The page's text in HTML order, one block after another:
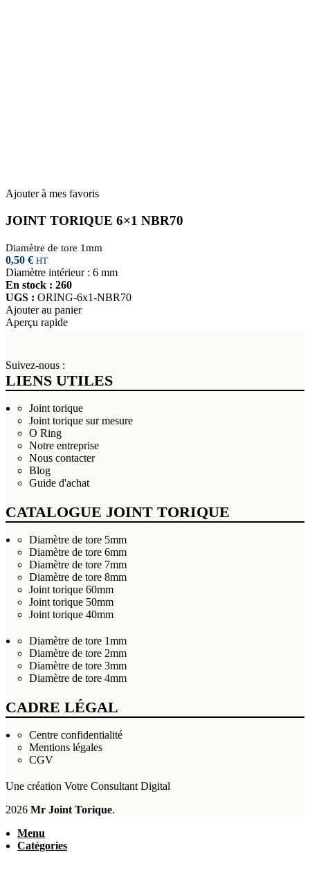
Ajouter à mes favoris
JOINT TORIQUE 6×1 NBR70
Diamètre de tore 1mm
0,50 € HT
Diamètre intérieur : 6 mm
En stock : 260
UGS : ORING-6x1-NBR70
Ajouter au panier
Aperçu rapide
Suivez-nous :
LIENS UTILES
Joint torique
Joint torique sur mesure
O Ring
Notre entreprise
Nous contacter
Blog
Guide d'achat
CATALOGUE JOINT TORIQUE
Diamètre de tore 5mm
Diamètre de tore 6mm
Diamètre de tore 7mm
Diamètre de tore 8mm
Joint torique 60mm
Joint torique 50mm
Joint torique 40mm
Diamètre de tore 1mm
Diamètre de tore 2mm
Diamètre de tore 3mm
Diamètre de tore 4mm
CADRE LÉGAL
Centre confidentialité
Mentions légales
CGV
Une création Votre Consultant Digital
2026 Mr Joint Torique.
Menu
Catégories